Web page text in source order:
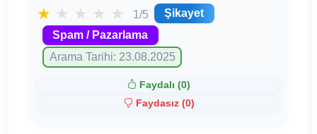
★ ★ ★ ★ ★ 1/5
Şikayet
Spam / Pazarlama
Arama Tarihi: 23.08.2025
Faydalı (0)
Faydasız (0)